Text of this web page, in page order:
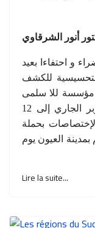
أنور الشرقاوي
الخضراء و احتفاءا بعيد
التحسيسية للكشف
مؤسسة للا سلمى
الجاري إلى 12
بحملة
العيون يوم
Lire la suite...